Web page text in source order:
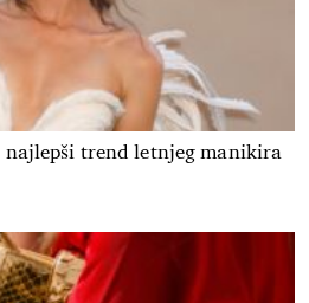
najlepši trend letnjeg manikira